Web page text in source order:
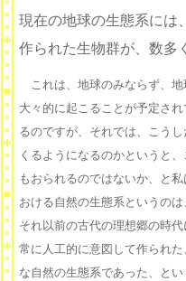
現在の地球の生態系には
作られた生物群が、数多
これは、地球のみならず、地
大々的に起こることが予定さ
るのですが、それでは、こう
くるようになるのかというと
もおられるのではないか、と
おける自然の生態系というの
それ以前の古代の理想郷の時
常に人工的に意図して作られ
な自然の生態系であった、とい